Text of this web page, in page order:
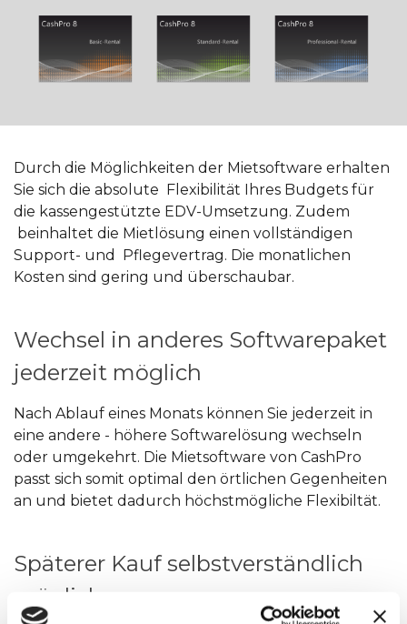
Durch die Möglichkeiten der Mietsoftware erhalten
Sie sich die absolute Flexibilität Ihres Budgets für
die kassengestützte EDV-Umsetzung. Zudem
beinhaltet die Mietlösung einen vollständigen
Support- und Pflegevertrag. Die monatlichen
Kosten sind gering und überschaubar.
Wechsel in anderes Softwarepaket
jederzeit möglich
Nach Ablauf eines Monats können Sie jederzeit in
eine andere - höhere Softwarelösung wechseln
oder umgekehrt. Die Mietsoftware von CashPro
passt sich somit optimal den örtlichen Gegenheiten
an und bietet dadurch höchstmögliche Flexibiltät.
Späterer Kauf selbstverständlich
möglich